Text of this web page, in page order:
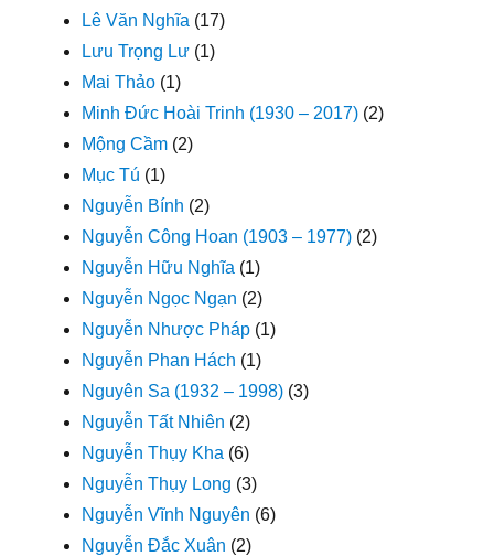
Lê Văn Nghĩa (17)
Lưu Trọng Lư (1)
Mai Thảo (1)
Minh Đức Hoài Trinh (1930 – 2017) (2)
Mộng Cầm (2)
Mục Tú (1)
Nguyễn Bính (2)
Nguyễn Công Hoan (1903 – 1977) (2)
Nguyễn Hữu Nghĩa (1)
Nguyễn Ngọc Ngạn (2)
Nguyễn Nhược Pháp (1)
Nguyễn Phan Hách (1)
Nguyên Sa (1932 – 1998) (3)
Nguyễn Tất Nhiên (2)
Nguyễn Thụy Kha (6)
Nguyễn Thụy Long (3)
Nguyễn Vĩnh Nguyên (6)
Nguyễn Đắc Xuân (2)